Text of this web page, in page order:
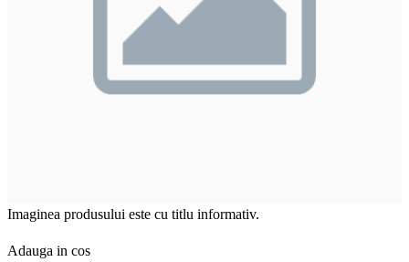
Imaginea produsului este cu titlu informativ.
Adauga in cos